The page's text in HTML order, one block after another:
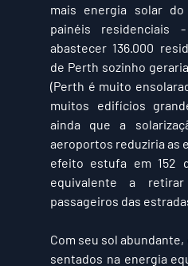
mais energia solar do
painéis residenciais
abastecer 136.000
de Perth sozinho
(Perth é muito
muitos edifícios
ainda que a
aeroportos reduziria as
efeito estufa em 152
equivalente a
passageiros das
Com seu sol
sentados na energia